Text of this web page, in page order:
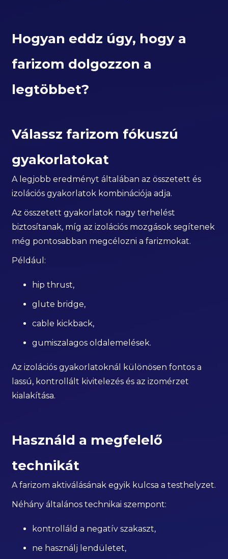
Hogyan eddz úgy, hogy a
farizom dolgozzon a
legtöbbet?
Válassz farizom fókuszú
gyakorlatokat
A legjobb eredményt általában az összetett és
izolációs gyakorlatok kombinációja adja.
Az összetett gyakorlatok nagy terhelést
biztosítanak, míg az izolációs mozgások segítenek
még pontosabban megcélozni a farizmokat.
Például:
hip thrust,
glute bridge,
cable kickback,
gumiszalagos oldalemelések.
Az izolációs gyakorlatoknál különösen fontos a
lassú, kontrollált kivitelezés és az izomérzet
kialakítása.
Használd a megfelelő
technikát
A farizom aktiválásának egyik kulcsa a testhelyzet.
Néhány általános technikai szempont:
kontrolláld a negatív szakaszt,
ne használj lendületet,